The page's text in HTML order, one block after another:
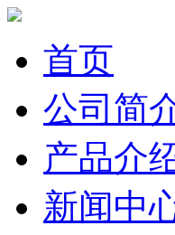
首页
公司简
产品介
新闻中